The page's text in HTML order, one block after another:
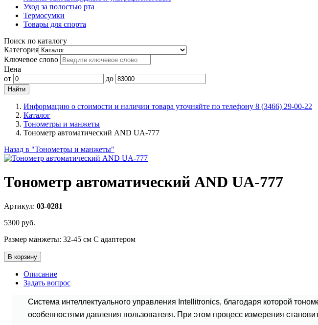
Уход за полостью рта
Термосумки
Товары для спорта
Поиск по каталогу
Категория
Ключевое слово
Цена
от
до
Информацию о стоимости и наличии товара уточняйте по телефону 8 (3466) 29-00-22
Каталог
Тонометры и манжеты
Тонометр автоматический AND UA-777
Назад в "Тонометры и манжеты"
Тонометр автоматический AND UA-777
Артикул: 03-0281
5300 руб.
Размер манжеты: 32-45 см С адаптером
В корзину
Описание
Задать вопрос
Система интеллектуального управления Intellitronics, благодаря которой
особенностями давления пользователя. При этом процесс измерения